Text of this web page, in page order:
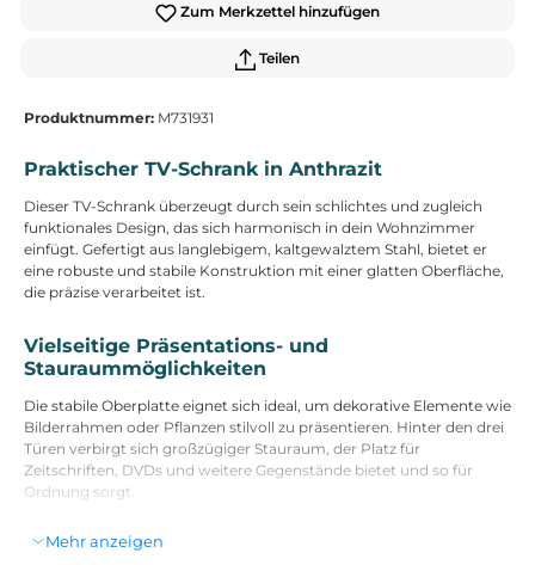
Zum Merkzettel hinzufügen
Teilen
Produktnummer: M731931
Praktischer TV-Schrank in Anthrazit
Dieser TV-Schrank überzeugt durch sein schlichtes und zugleich
funktionales Design, das sich harmonisch in dein Wohnzimmer
einfügt. Gefertigt aus langlebigem, kaltgewalztem Stahl, bietet er
eine robuste und stabile Konstruktion mit einer glatten Oberfläche,
die präzise verarbeitet ist.
Vielseitige Präsentations- und
Stauraummöglichkeiten
Die stabile Oberplatte eignet sich ideal, um dekorative Elemente wie
Bilderrahmen oder Pflanzen stilvoll zu präsentieren. Hinter den drei
Türen verbirgt sich großzügiger Stauraum, der Platz für
Zeitschriften, DVDs und weitere Gegenstände bietet und so für
Ordnung sorgt.
Komfortable Handhabung und Pflege
Mehr anzeigen